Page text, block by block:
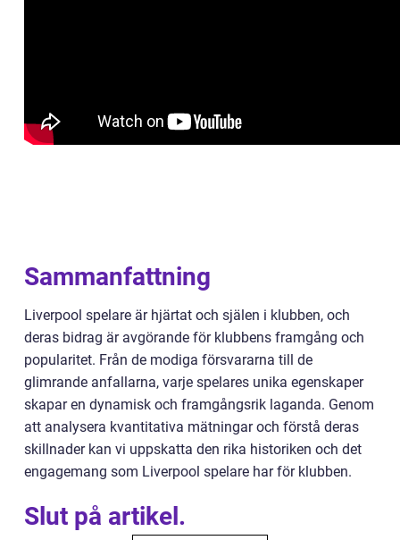
Sammanfattning
Liverpool spelare är hjärtat och själen i klubben, och
deras bidrag är avgörande för klubbens framgång och
popularitet. Från de modiga försvararna till de
glimrande anfallarna, varje spelares unika egenskaper
skapar en dynamisk och framgångsrik laganda. Genom
att analysera kvantitativa mätningar och förstå deras
skillnader kan vi uppskatta den rika historiken och det
engagemang som Liverpool spelare har för klubben.
Slut på artikel.